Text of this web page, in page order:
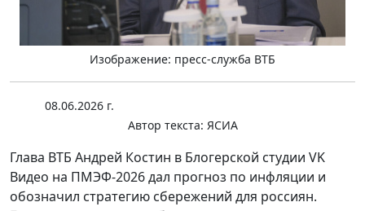
Изображение: пресс-служба ВТБ
08.06.2026 г.
Автор текста: ЯСИА
Глава ВТБ Андрей Костин в Блогерской студии VK
Видео на ПМЭФ-2026 дал прогноз по инфляции и
обозначил стратегию сбережений для россиян.